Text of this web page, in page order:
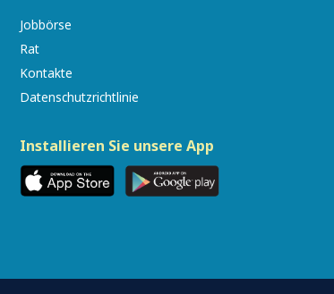
Jobbörse
Rat
Kontakte
Datenschutzrichtlinie
Installieren Sie unsere App